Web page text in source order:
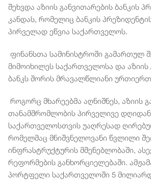
შეხვდა აზიის განვითარების ბანკის
კანდას, რომელიც ბანკის
პირველად ეწვია საქართველოს.
ფინანსთა სამინისტროში გამართულ
მიმოიხილეს საქართველოსა და აზიის
ბანკს შორის მრავალწლიანი
როგორც მხარეებმა აღნიშნეს, აზიის
თანამშრომლობის პირველივე
საქართველოსთვის უაღრესად
რომელმაც მნიშვნელოვანი წვლილი
ინფრასტრუქტურის მშენებლობაში,
რეფორმების განხორციელებაში.
პორტფელი საქართველოში 5